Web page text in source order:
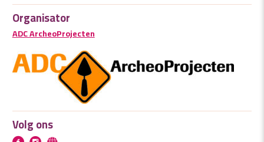
Organisator
ADC ArcheoProjecten
Volg ons